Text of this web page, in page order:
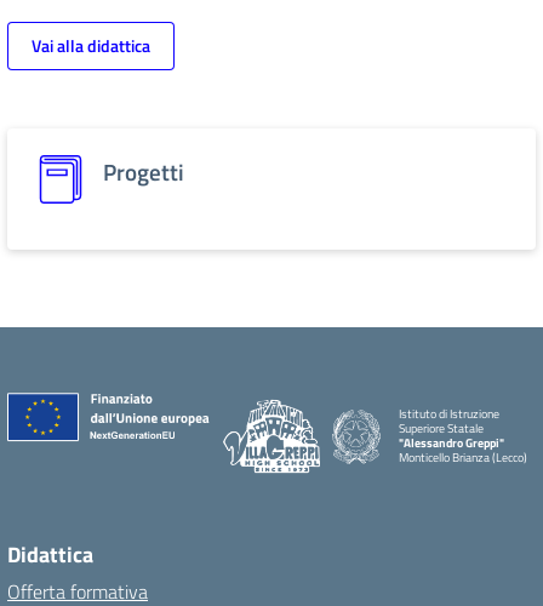
Vai alla didattica
Progetti
Istituto di Istruzione
Superiore Statale
"Alessandro Greppi"
Monticello Brianza (Lecco)
Didattica
Offerta formativa